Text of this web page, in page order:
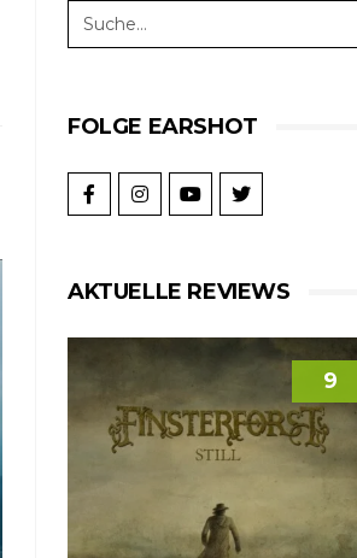
FOLGE EARSHOT
AKTUELLE REVIEWS
9